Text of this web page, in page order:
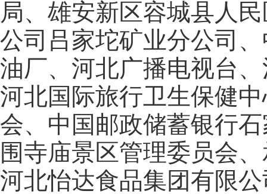
局、雄安新区容城县人
公司吕家坨矿业分公司
油厂、河北广播电视台
河北国际旅行卫生保健
会、中国邮政储蓄银行
围寺庙景区管理委员会
河北怡达食品集团有限